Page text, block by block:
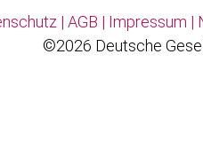
| AGB | Impressum |
©2026 Deutsche